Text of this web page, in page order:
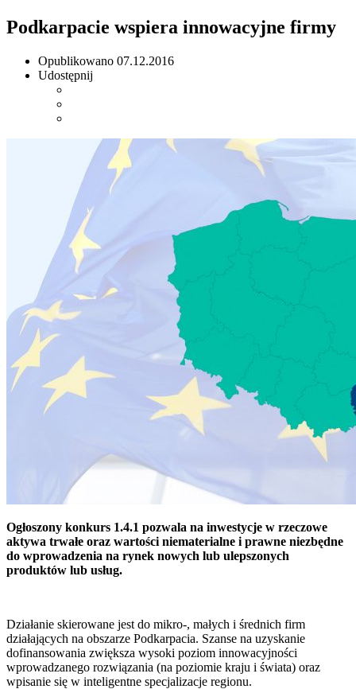
Podkarpacie wspiera innowacyjne firmy
Opublikowano 07.12.2016
Udostępnij
Ogłoszony konkurs 1.4.1 pozwala na inwestycje w rzeczowe
aktywa trwałe oraz wartości niematerialne i prawne niezbędne
do wprowadzenia na rynek nowych lub ulepszonych
produktów lub usług.
Działanie skierowane jest do mikro-, małych i średnich firm
działających na obszarze Podkarpacia. Szanse na uzyskanie
dofinansowania zwiększa wysoki poziom innowacyjności
wprowadzanego rozwiązania (na poziomie kraju i świata) oraz
wpisanie się w inteligentne specjalizacje regionu.